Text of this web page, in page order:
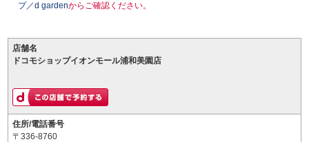
プ／d gardenからご確認ください。
店舗名
ドコモショップイオンモール浦和美園店
住所/電話番号
〒336-8760